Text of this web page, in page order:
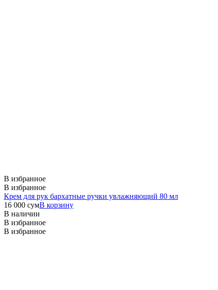
В избранное
В избранное
Крем для рук бархатные ручки увлажняющий 80 мл
16 000 сумВ корзину
В наличии
В избранное
В избранное